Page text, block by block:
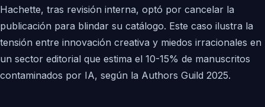
Hachette, tras revisión interna, optó por cancelar la
publicación para blindar su catálogo. Este caso ilustra la
tensión entre innovación creativa y miedos irracionales en
un sector editorial que estima el 10-15% de manuscritos
contaminados por IA, según la Authors Guild 2025.